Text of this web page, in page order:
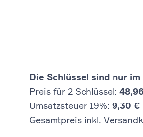
Die Schlüssel sind nur
Preis für 2 Schlüssel:
Umsatzsteuer 19%: 9,30 €
Gesamtpreis inkl.